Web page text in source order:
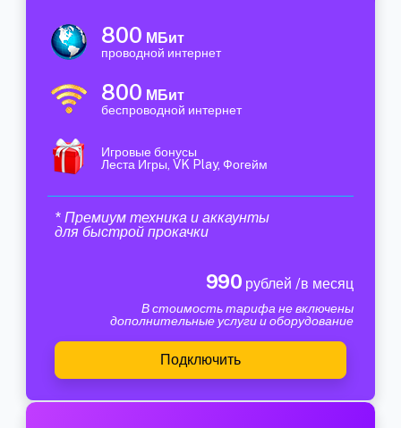
800 МБит
проводной интернет
800 МБит
беспроводной интернет
Игровые бонусы
Леста Игры, VK Play, Фогейм
* Премиум техника и аккаунты
для быстрой прокачки
990 рублей /в месяц
В стоимость тарифа не включены
дополнительные услуги и оборудование
Подключить